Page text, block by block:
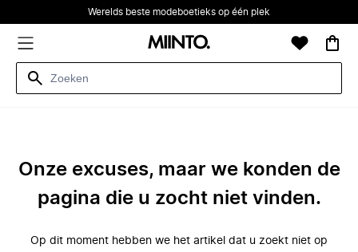
Werelds beste modeboetieks op één plek
Onze excuses, maar we konden de
pagina die u zocht niet vinden.
Op dit moment hebben we het artikel dat u zoekt niet op